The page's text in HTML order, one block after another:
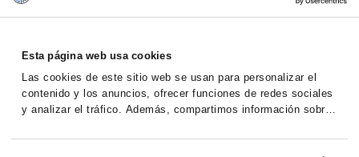
Esta página web usa cookies
Las cookies de este sitio web se usan para personalizar el
contenido y los anuncios, ofrecer funciones de redes sociales
y analizar el tráfico. Además, compartimos información sobre
sociales, publicidad y análisis web, quienes pueden